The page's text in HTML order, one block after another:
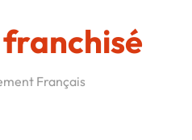
Français